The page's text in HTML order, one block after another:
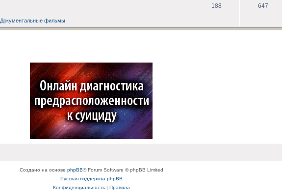
Документальные фильмы
188 647
Создано на основе phpBB® Forum Software © phpBB Limited
Русская поддержка phpBB
Конфиденциальность| Правила